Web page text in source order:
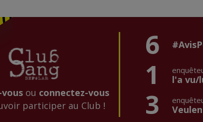
ou connectez-vous
participer au Club !
6
1 l'a vu/
3